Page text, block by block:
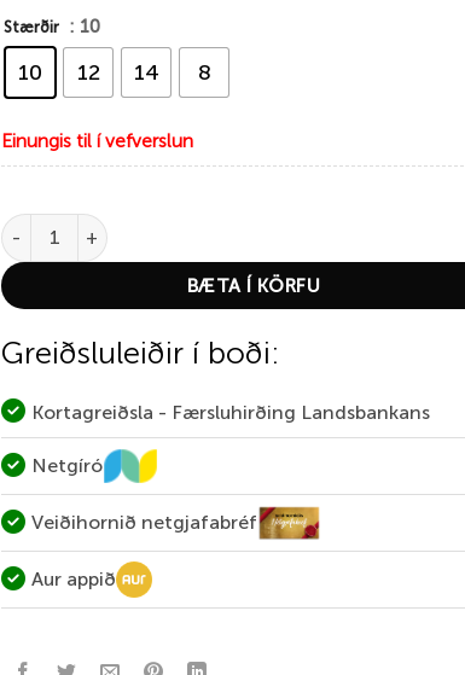
Stærðir : 10
10 12 14 8
Einungis til í vefverslun
Ahrex FW550 MIni Jig quantity
BÆTA Í KÖRFU
Greiðsluleiðir í boði:
Kortagreiðsla - Færsluhirðing Landsbankans
Netgíró
Veiðihornið netgjafabréf
Aur appið